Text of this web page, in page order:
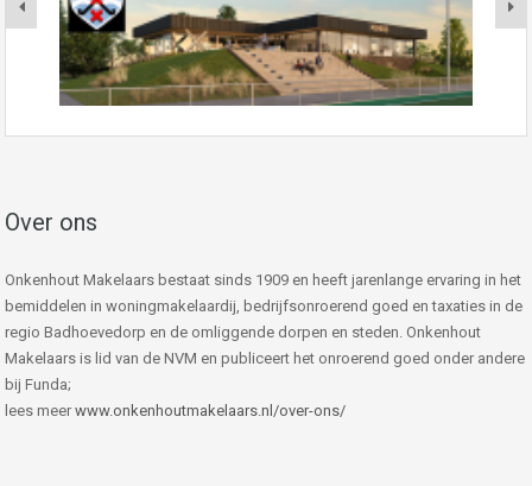
Over ons
Onkenhout Makelaars bestaat sinds 1909 en heeft jarenlange ervaring in het
bemiddelen in woningmakelaardij, bedrijfsonroerend goed en taxaties in de
regio Badhoevedorp en de omliggende dorpen en steden. Onkenhout
Makelaars is lid van de NVM en publiceert het onroerend goed onder andere
bij Funda;
lees meer www.onkenhoutmakelaars.nl/over-ons/